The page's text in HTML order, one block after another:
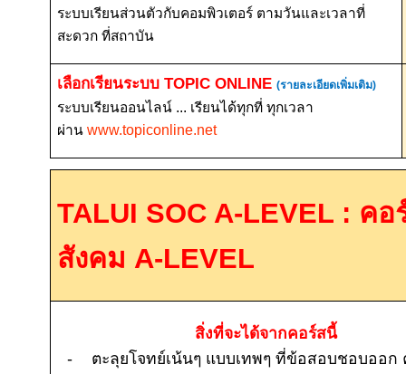
ระบบเรียนส่วนตัวกับคอมพิวเตอร์ ตามวันและเวลาที่
สะดวก ที่สถาบัน
เลือกเรียนระบบTOPIC ONLINE (รายละเอียดเพิ่มเติม)
ระบบเรียนออนไลน์ ... เรียนได้ทุกที่ ทุกเวลา
ผ่านwww.topiconline.net
TALUI SOC A-LEVEL : คอ
สังคม A-LEVEL
สิ่งที่จะได้จากคอร์สนี้
-
ตะลุยโจทย์เน้นๆ แบบเทพๆ ที่ข้อสอบชอบออก